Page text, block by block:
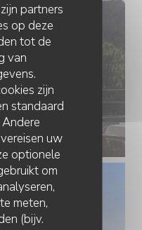
partners
op deze
tot de
van
zijn
standaard
uw
optionele
om
meten,
(bijv.